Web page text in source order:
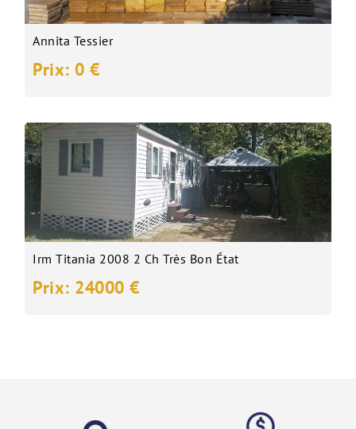
Annita Tessier
Prix: 0 €
Irm Titania 2008 2 Ch Très Bon État
Prix: 24000 €